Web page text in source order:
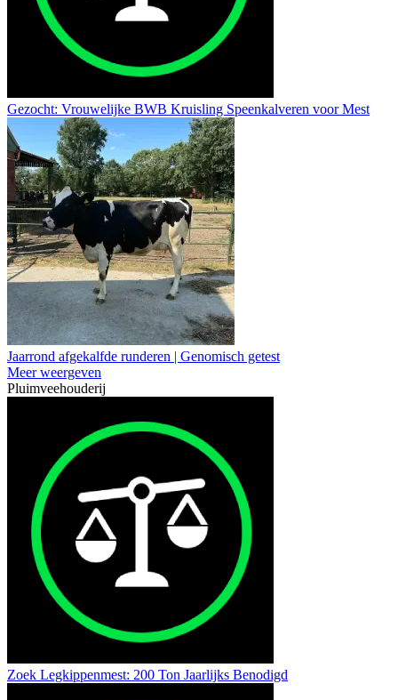
Gezocht: Vrouwelijke BWB Kruisling Speenkalveren voor Mest
Jaarrond afgekalfde runderen | Genomisch getest
Meer weergeven
Pluimveehouderij
Zoek Legkippenmest: 200 Ton Jaarlijks Benodigd